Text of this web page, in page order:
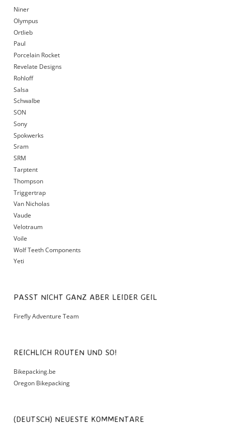
Niner
Olympus
Ortlieb
Paul
Porcelain Rocket
Revelate Designs
Rohloff
Salsa
Schwalbe
SON
Sony
Spokwerks
Sram
SRM
Tarptent
Thompson
Triggertrap
Van Nicholas
Vaude
Velotraum
Voile
Wolf Teeth Components
Yeti
PASST NICHT GANZ ABER LEIDER GEIL
Firefly Adventure Team
REICHLICH ROUTEN UND SO!
Bikepacking.be
Oregon Bikepacking
(DEUTSCH) NEUESTE KOMMENTARE